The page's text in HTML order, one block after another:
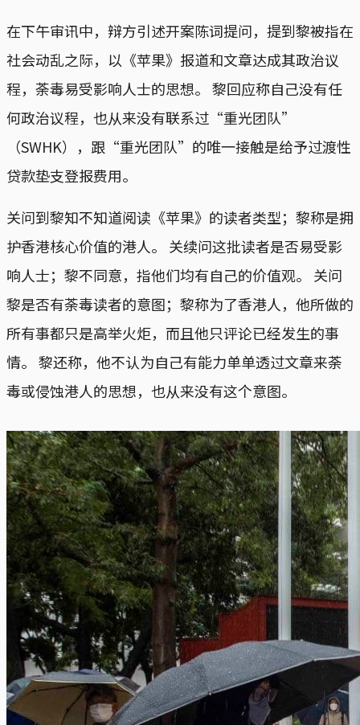
在下午审讯中，辩方引述开案陈词提问，提到黎被指在
社会动乱之际，以《苹果》报道和文章达成其政治议
程，荼毒易受影响人士的思想。 黎回应称自己没有任
何政治议程，也从来没有联系过“重光团队”
（SWHK），跟“重光团队”的唯一接触是给予过渡性
贷款垫支登报费用。
关问到黎知不知道阅读《苹果》的读者类型；黎称是拥
护香港核心价值的港人。 关续问这批读者是否易受影
响人士；黎不同意，指他们均有自己的价值观。 关问
黎是否有荼毒读者的意图；黎称为了香港人，他所做的
所有事都只是高举火炬，而且他只评论已经发生的事
情。 黎还称，他不认为自己有能力单单透过文章来荼
毒或侵蚀港人的思想，也从来没有这个意图。